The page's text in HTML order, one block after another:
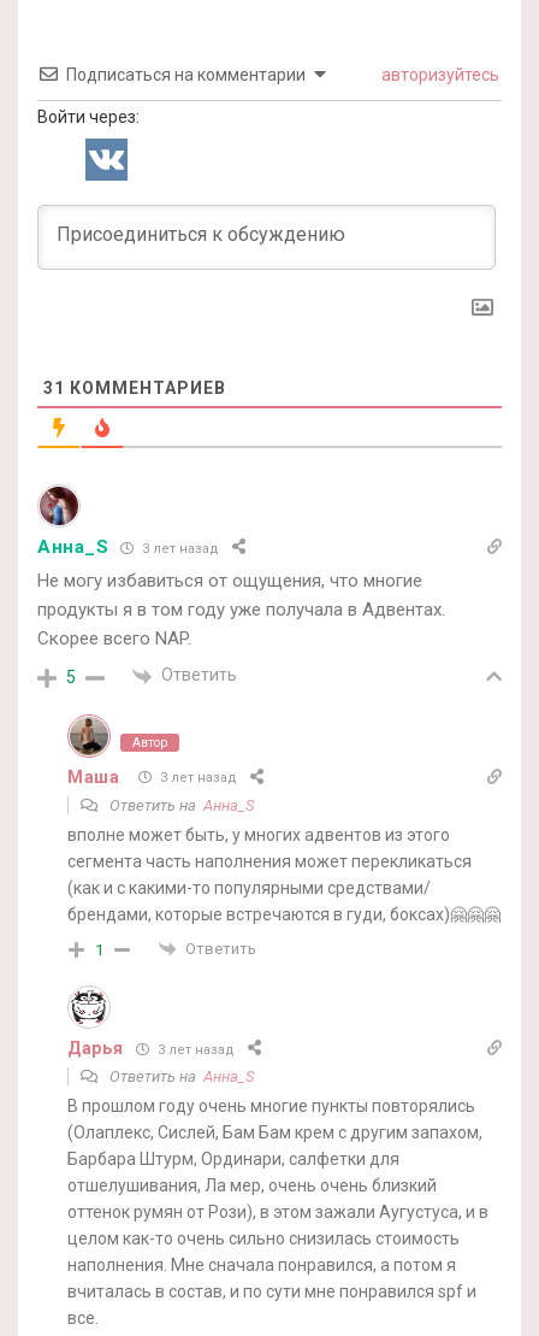
Подписаться на комментарии авторизуйтесь
Войти через:
31 КОММЕНТАРИЕВ
Анна_S 3 лет назад
Не могу избавиться от ощущения, что многие
продукты я в том году уже получала в Адвентах.
Скорее всего NAP.
5 Ответить
Автор
Маша 3 лет назад
Ответить на Анна_S
вполне может быть, у многих адвентов из этого
сегмента часть наполнения может перекликаться
(как и с какими-то популярными средствами/
брендами, которые встречаются в гуди, боксах)🤗🤗🤗
1 Ответить
Дарья 3 лет назад
Ответить наАнна_S
В прошлом году очень многие пункты повторялись
(Олаплекс, Сислей, Бам Бам крем с другим запахом,
Барбара Штурм, Ординари, салфетки для
отшелушивания, Ла мер, очень очень близкий
оттенок румян от Рози), в этом зажали Аугустуса, и в
целом как-то очень сильно снизилась стоимость
наполнения. Мне сначала понравился, а потом я
вчиталась в состав, и по сути мне понравился spf и
все.